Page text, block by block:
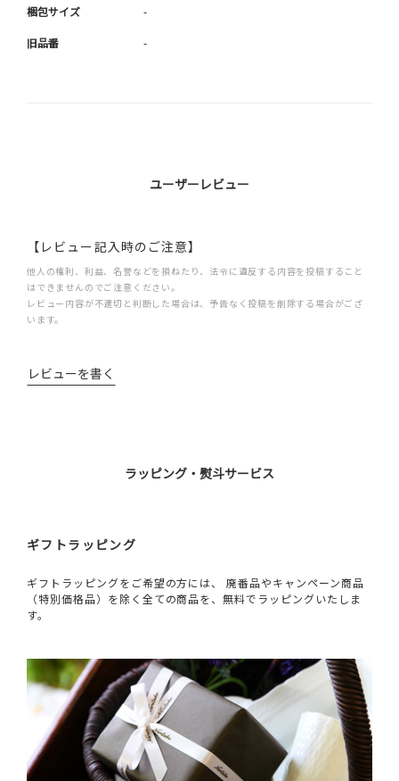
梱包サイズ -
旧品番 -
ユーザーレビュー
【レビュー記入時のご注意】
他人の権利、利益、名誉などを損ねたり、法令に違反する内容を投稿すること
はできませんのでご注意ください。
レビュー内容が不適切と判断した場合は、予告なく投稿を削除する場合がござ
います。
レビューを書く
ラッピング・熨斗サービス
ギフトラッピング
ギフトラッピングをご希望の方には、 廃番品やキャンペーン商品
（特別価格品）を除く全ての商品を、無料でラッピングいたしま
す。